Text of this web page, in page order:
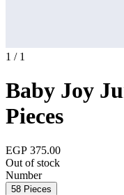
1 / 1
Baby Joy
Pieces
EGP 375.00
Out of stock
Number
58 Pieces